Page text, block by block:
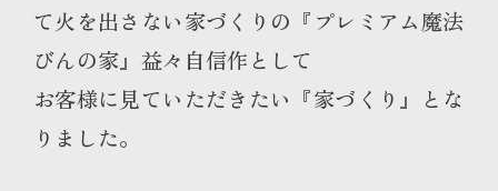
て火を出さない家づくりの『プレミアム魔法
びんの家』益々自信作として
お客様に見ていただきたい『家づくり』とな
りました。